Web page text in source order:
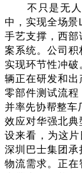
不只是无人
中，实现全场
手艺支撑，西
案系统。公司
实现环节性冲
辆正在研发和
零部件测试流程
并率先协帮整车
效应对华强北
设来看，为这
深圳巴士集团
物流需求。正